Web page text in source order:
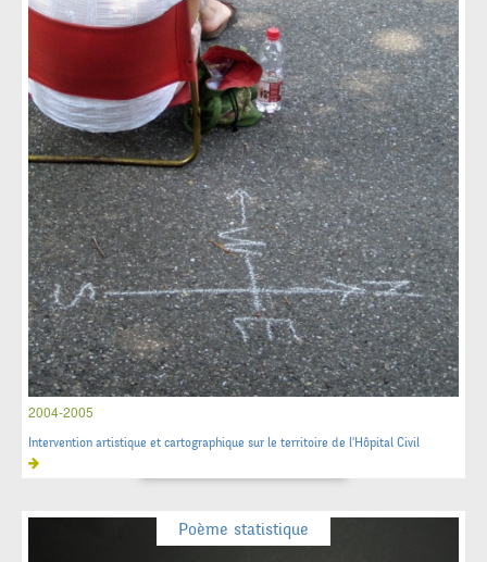
2004-2005
Intervention artistique et cartographique sur le territoire de l'Hôpital Civil
Poème statistique